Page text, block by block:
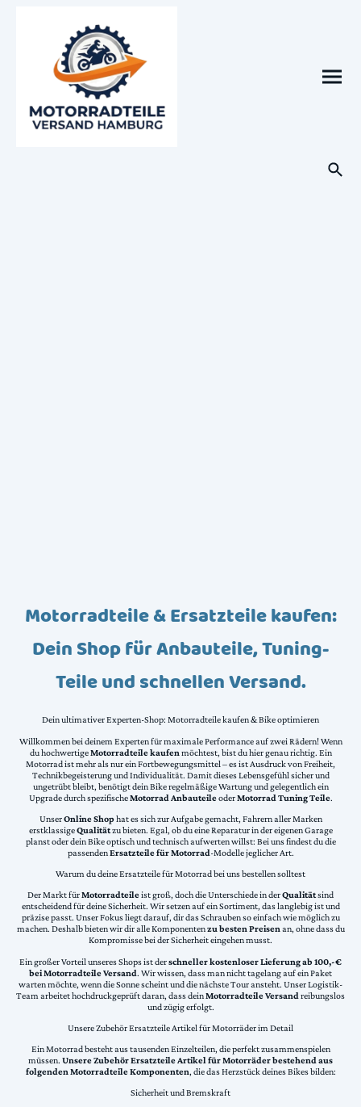
Motorradteile & Ersatzteile kaufen:
Dein Shop für Anbauteile, Tuning-
Teile und schnellen Versand.
Dein ultimativer Experten-Shop: Motorradteile kaufen & Bike optimieren
Willkommen bei deinem Experten für maximale Performance auf zwei Rädern! Wenn
du hochwertigeMotorradteile kaufen möchtest, bist du hier genau richtig. Ein
Motorrad ist mehr als nur ein Fortbewegungsmittel – es ist Ausdruck von Freiheit,
Technikbegeisterung und Individualität. Damit dieses Lebensgefühl sicher und
ungetrübt bleibt, benötigt dein Bike regelmäßige Wartung und gelegentlich ein
Upgrade durch spezifischeMotorrad AnbauteileoderMotorrad Tuning Teile.
UnserOnline Shophat es sich zur Aufgabe gemacht, Fahrern aller Marken
erstklassigeQualitätzu bieten. Egal, ob du eine Reparatur in der eigenen Garage
planst oder dein Bike optisch und technisch aufwerten willst: Bei uns findest du die
passendenErsatzteile für Motorrad-Modelle jeglicher Art.
Warum du deine Ersatzteile für Motorrad bei uns bestellen solltest
Der Markt fürMotorradteileist groß, doch die Unterschiede in derQualitätsind
entscheidend für deine Sicherheit. Wir setzen auf ein Sortiment, das langlebig ist und
präzise passt. Unser Fokus liegt darauf, dir das Schrauben so einfach wie möglich zu
machen. Deshalb bieten wir dir alle Komponentenzu besten Preisenan, ohne dass du
Kompromisse bei der Sicherheit eingehen musst.
Ein großer Vorteil unseres Shops ist derschneller kostenloser Lieferung ab 100,-€
bei Motorradteile Versand. Wir wissen, dass man nicht tagelang auf ein Paket
warten möchte, wenn die Sonne scheint und die nächste Tour ansteht. Unser Logistik-
Team arbeitet hochdruckgeprüft daran, dass deinMotorradteile Versand reibungslos
und zügig erfolgt.
Unsere Zubehör Ersatzteile Artikel für Motorräder im Detail
Ein Motorrad besteht aus tausenden Einzelteilen, die perfekt zusammenspielen
müssen. Unsere Zubehör Ersatzteile Artikel für Motorräder bestehend aus
folgenden Motorradteile Komponenten, die das Herzstück deines Bikes bilden:
Sicherheit und Bremskraft